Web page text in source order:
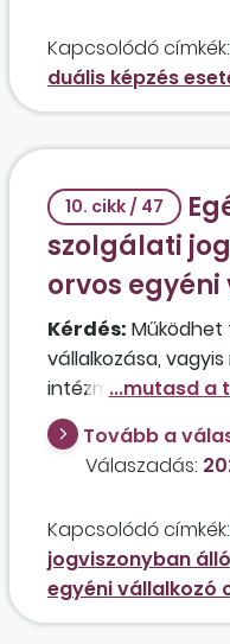
Kapcsolódó címkék:
duális képzés
10. cikk / 47
szolgálati
orvos
Kérdés:
vállalkozása,
intézménnyel
egy egyéni
egészségügyi
jogviszonyt
kiegészítő
saját jogú
jogviszonyra
folyósítása
Tovább a
Válaszadás:
Kapcsolódó címkék:
jogviszonyban
egyéni vállalkozó